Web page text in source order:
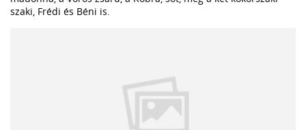
szaki, Frédi és Béni is.